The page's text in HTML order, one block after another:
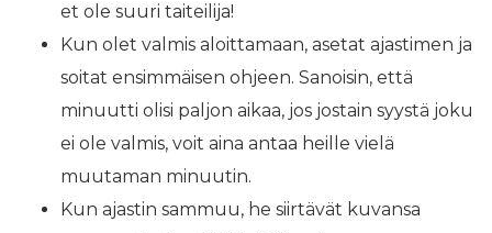
et ole suuri taiteilija!
Kun olet valmis aloittamaan, asetat ajastimen ja
soitat ensimmäisen ohjeen. Sanoisin, että
minuutti olisi paljon aikaa, jos jostain syystä joku
ei ole valmis, voit aina antaa heille vielä
muutaman minuutin.
Kun ajastin sammuu, he siirtävät kuvansa